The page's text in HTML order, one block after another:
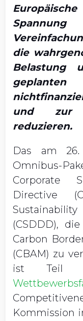
Spannung
die
Belastung
und zur
reduzieren.
Das am 26.
Omnibus-
Corporate
Directive
(CSDDD),
Carbon
(CBAM) zu
ist Teil
Kommission